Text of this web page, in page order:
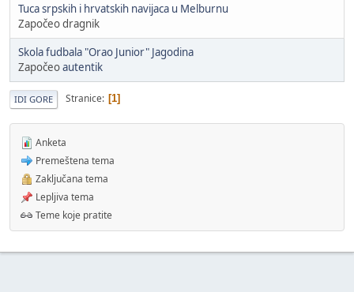
Tuca srpskih i hrvatskih navijaca u Melburnu
Započeo dragnik
Skola fudbala "Orao Junior" Jagodina
Započeoautentik
IDI GORE Stranice 1
Anketa
Premeštena tema
Zaključana tema
Lepljiva tema
Teme koje pratite